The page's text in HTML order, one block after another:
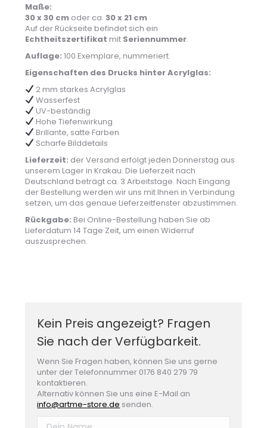
Maße:
30 x 30 cm oder ca.30 x 21 cm
Auf der Rückseite befindet sich ein
Echtheitszertifikat mit Seriennummer.
Auflage: 100 Exemplare, nummeriert.
Eigenschaften des Drucks hinter Acrylglas:
2 mm starkes Acrylglas
Wasserfest
UV-beständig
Hohe Tiefenwirkung
Brillante, satte Farben
Scharfe Bilddetails
Lieferzeit: der Versand erfolgt jeden Donnerstag aus
unserem Lager in Krakau. Die Lieferzeit nach
Deutschland beträgt ca. 3 Arbeitstage. Nach Eingang
der Bestellung werden wir uns mit Ihnen in Verbindung
setzen, um das genaue Lieferzeitfenster abzustimmen.
Rückgabe: Bei Online-Bestellung haben Sie ab
Lieferdatum 14 Tage Zeit, um einen Widerruf
auszusprechen.
Kein Preis angezeigt? Fragen
Sie nach der Verfügbarkeit.
Wenn Sie Fragen haben, können Sie uns gerne
unter der Telefonnummer 0176 840 279 79
kontaktieren.
Alternativ können Sie uns eine E-Mail an
info@artme-store.de senden.